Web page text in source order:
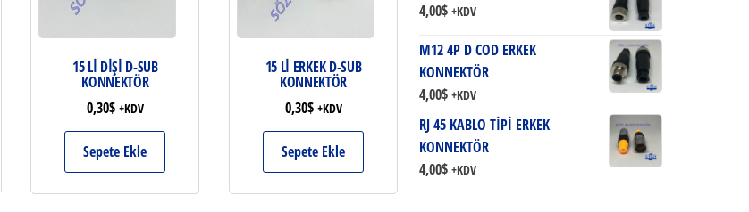
15 Lİ DİŞİ D-SUB
KONNEKTÖR
0,30$ +KDV
Sepete Ekle
15 Lİ ERKEK D-SUB
KONNEKTÖR
0,30$ +KDV
Sepete Ekle
4,00$ +KDV
M12 4P D COD ERKEK
KONNEKTÖR
4,00$ +KDV
RJ 45 KABLO TİPİ ERKEK
KONNEKTÖR
4,00$ +KDV